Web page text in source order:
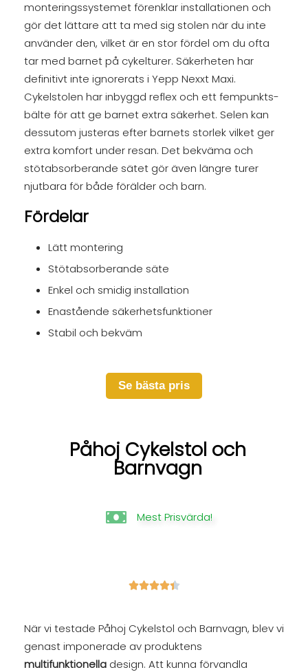
monteringssystemet förenklar installationen och
gör det lättare att ta med sig stolen när du inte
använder den, vilket är en stor fördel om du ofta
tar med barnet på cykelturer. Säkerheten har
definitivt inte ignorerats i Yepp Nexxt Maxi.
Cykelstolen har inbyggd reflex och ett fempunkts-
bälte för att ge barnet extra säkerhet. Selen kan
dessutom justeras efter barnets storlek vilket ger
extra komfort under resan. Det bekväma och
stötabsorberande sätet gör även längre turer
njutbara för både förälder och barn.
Fördelar
Lätt montering
Stötabsorberande säte
Enkel och smidig installation
Enastående säkerhetsfunktioner
Stabil och bekväm
Se bästa pris
Påhoj Cykelstol och
Barnvagn
Mest Prisvärda!

När vi testade Påhoj Cykelstol och Barnvagn, blev vi
genast imponerade av produktens
multifunktionella design. Att kunna förvandla